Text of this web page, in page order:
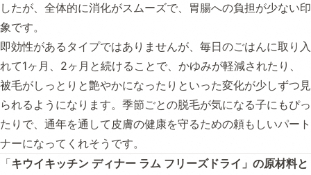
したが、全体的に消化がスムーズで、胃腸への負担が少ない印
象です。
即効性があるタイプではありませんが、毎日のごはんに取り入
れて1ヶ月、2ヶ月と続けることで、かゆみが軽減されたり、
被毛がしっとりと艶やかになったりといった変化が少しずつ見
られるようになります。季節ごとの脱毛が気になる子にもぴっ
たりで、通年を通して皮膚の健康を守るための頼もしいパート
ナーになってくれそうです。
「キウイキッチン ディナー ラム フリーズドライ」の原材料と